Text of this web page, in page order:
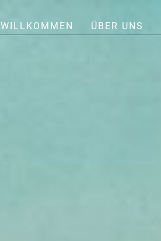
WILLKOMMEN ÜBER UNS